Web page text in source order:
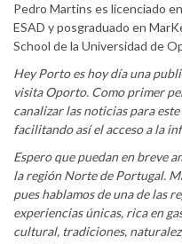
Pedro Martins es licenciado
ESAD y posgraduado en
School de la Universidad de
Hey Porto es hoy día una
visita Oporto. Como primer
canalizar las noticias para
facilitando así el acceso a la
Espero que puedan en breve
la región Norte de Portugal.
pues hablamos de una de las
experiencias únicas, rica en
cultural, tradiciones,